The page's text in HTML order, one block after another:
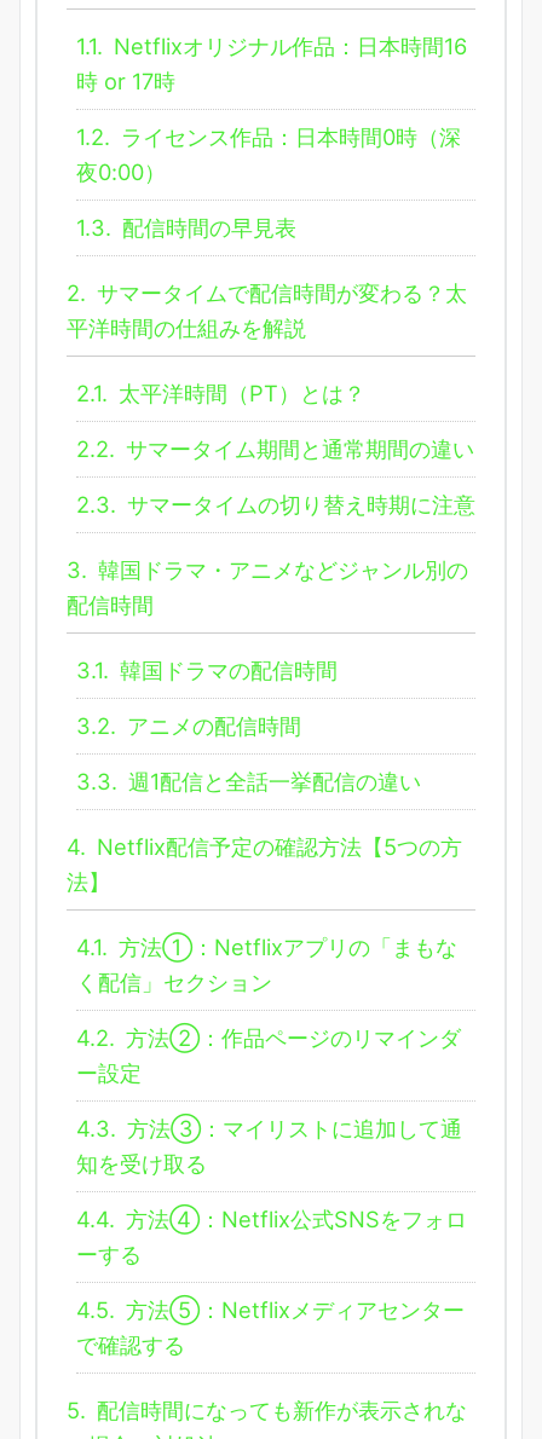
1.1. Netflixオリジナル作品：日本時間16
時 or 17時
1.2. ライセンス作品：日本時間0時（深
夜0:00）
1.3. 配信時間の早見表
2. サマータイムで配信時間が変わる？太
平洋時間の仕組みを解説
2.1. 太平洋時間（PT）とは？
2.2. サマータイム期間と通常期間の違い
2.3. サマータイムの切り替え時期に注意
3. 韓国ドラマ・アニメなどジャンル別の
配信時間
3.1. 韓国ドラマの配信時間
3.2. アニメの配信時間
3.3. 週1配信と全話一挙配信の違い
4. Netflix配信予定の確認方法【5つの方
法】
4.1. 方法①：Netflixアプリの「まもな
く配信」セクション
4.2. 方法②：作品ページのリマインダ
ー設定
4.3. 方法③：マイリストに追加して通
知を受け取る
4.4. 方法④：Netflix公式SNSをフォロ
ーする
4.5. 方法⑤：Netflixメディアセンター
で確認する
5. 配信時間になっても新作が表示されな